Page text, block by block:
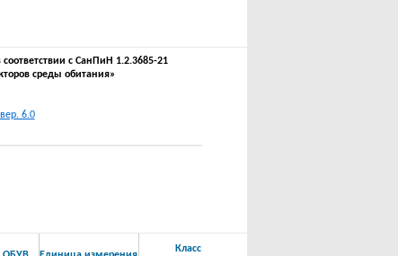
с СанПиН 1.2.3685-21
среды обитания»
6.0
Класс